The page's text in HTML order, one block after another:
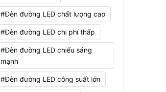
#Đèn đường LED chất lượng cao
#Đèn đường LED chi phí thấp
#Đèn đường LED chiếu sáng
mạnh
#Đèn đường LED công suất lớn